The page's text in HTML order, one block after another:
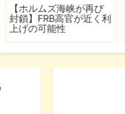
利
最強米国ETFを探せ！
『VOO・VIG・VONG』
【66ヶ月間の運用実績